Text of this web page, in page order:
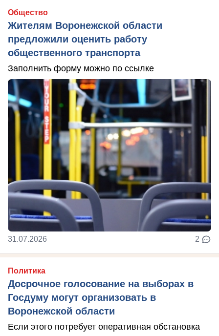
Общество
Жителям Воронежской области
предложили оценить работу
общественного транспорта
Заполнить форму можно по ссылке
31.07.2026 2
Политика
Досрочное голосование на выборах в
Госдуму могут организовать в
Воронежской области
Если этого потребует оперативная обстановка